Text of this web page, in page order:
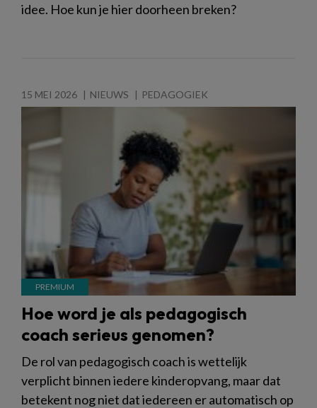
idee. Hoe kun je hier doorheen breken?
15 MEI 2026 NIEUWS PEDAGOGIEK
Hoe word je als pedagogisch
coach serieus genomen?
De rol van pedagogisch coach is wettelijk
verplicht binnen iedere kinderopvang, maar dat
betekent nog niet dat iedereen er automatisch op